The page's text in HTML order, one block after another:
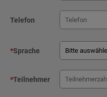
Telefon
*Sprache
*Teilnehmer